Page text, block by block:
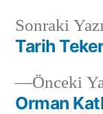
Yazı
Önceki
Orman
Sonraki
Tarih